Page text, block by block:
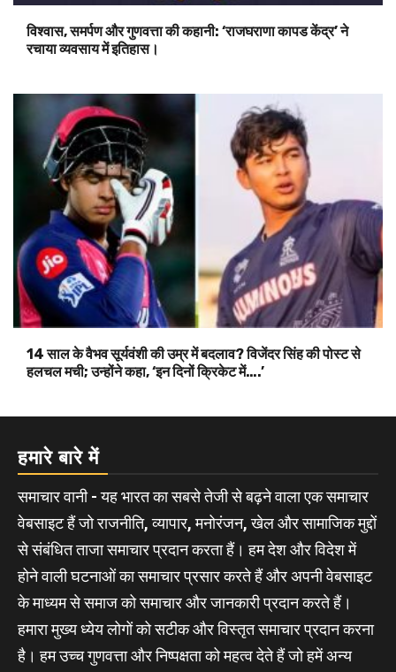
विश्वास, समर्पण और गुणवत्ता की कहानी: ‘राजघराणा कापड केंद्र’ ने
रचाया व्यवसाय में इतिहास।
14 साल के वैभव सूर्यवंशी की उम्र में बदलाव? विजेंदर सिंह की पोस्ट से
हलचल मची; उन्होंने कहा, ‘इन दिनों क्रिकेट में….’
हमारे बारे में
समाचार वानी - यह भारत का सबसे तेजी से बढ़ने वाला एक समाचार
वेबसाइट हैं जो राजनीति, व्यापार, मनोरंजन, खेल और सामाजिक मुद्दों
से संबंधित ताजा समाचार प्रदान करता हैं। हम देश और विदेश में
होने वाली घटनाओं का समाचार प्रसार करते हैं और अपनी वेबसाइट
के माध्यम से समाज को समाचार और जानकारी प्रदान करते हैं।
हमारा मुख्य ध्येय लोगों को सटीक और विस्तृत समाचार प्रदान करना
है। हम उच्च गुणवत्ता और निष्पक्षता को महत्व देते हैं जो हमें अन्य